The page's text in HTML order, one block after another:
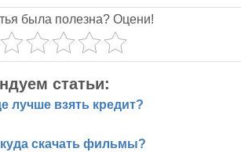
была полезна? Оцени!
статьи:
лучше взять кредит?
скачать фильмы?